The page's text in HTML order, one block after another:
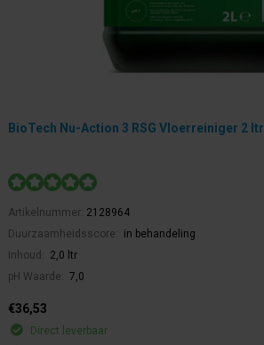
BioTech Nu-Action 3 RSG Vloerreiniger 2 ltr
Artikelnummer: 2128964
Duurzaamheidsscore:
in behandeling
Inhoud:
2,0 ltr
pH Waarde:
7,0
€36,53
Direct leverbaar